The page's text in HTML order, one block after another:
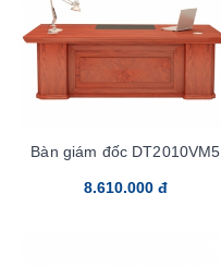
Bàn giám đốc DT2010VM5
8.610.000 đ